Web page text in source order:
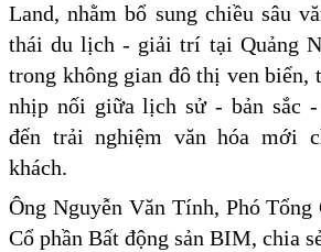
Land, nhằm bổ sung chiều sâu
thái du lịch - giải trí tại Quảng
trong không gian đô thị ven biển,
nhịp nối giữa lịch sử - bản sắc -
đến trải nghiệm văn hóa mới
khách.
Ông Nguyễn Văn Tính, Phó
Cổ phần Bất động sản BIM, chia